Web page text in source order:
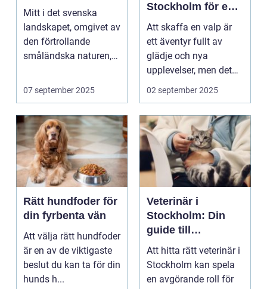
Mitt i det svenska
landskapet, omgivet av
den förtrollande
småländska naturen,
07 september 2025
Stockholm för en
lycklig och
välanpassad valp
Att skaffa en valp är
ett äventyr fullt av
glädje och nya
upplevelser, men det
st&aum...
02 september 2025
Rätt hundfoder för
din fyrbenta vän
Att välja rätt hundfoder
är en av de viktigaste
beslut du kan ta för din
hunds h...
Veterinär i
Stockholm: Din
guide till
djursjukvård i
huvudstaden
Att hitta rätt veterinär i
Stockholm kan spela
en avgörande roll för